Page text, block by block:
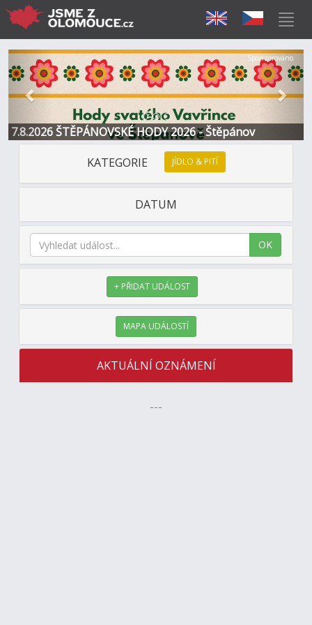
7.8.2026 ŠTĚPÁNOVSKÉ HODY 2026 - Štěpánov
Předchozí Další
Sponzorováno
KATEGORIE JÍDLO & PITÍ
DATUM
OK
+ PŘIDAT UDÁLOST
MAPA UDÁLOSTÍ
AKTUÁLNÍ OZNÁMENÍ
---